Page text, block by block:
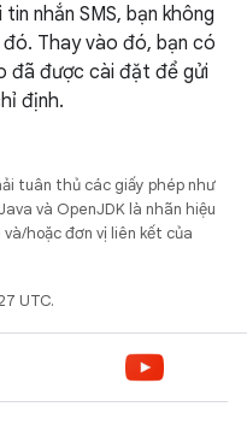
nhắn SMS, bạn không
Thay vào đó, bạn có
đã được cài đặt để gửi
định.
tuân thủ các giấy phép như
và OpenJDK là nhãn hiệu
hoặc đơn vị liên kết của
UTC.